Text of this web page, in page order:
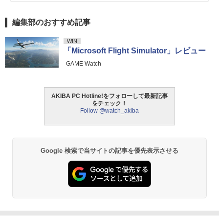
編集部のおすすめ記事
WIN
「Microsoft Flight Simulator」レビュー
GAME Watch
AKIBA PC Hotline!をフォローして最新記事
をチェック！
Follow @watch_akiba
Google 検索で当サイトの記事を優先表示させる